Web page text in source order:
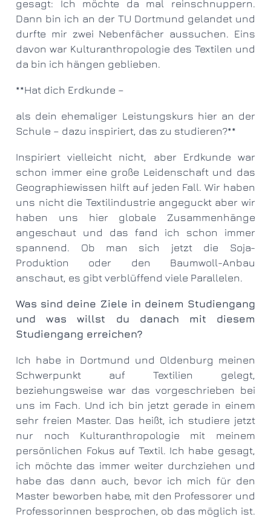
gesagt: Ich möchte da mal reinschnuppern.
Dann bin ich an der TU Dortmund gelandet und
durfte mir zwei Nebenfächer aussuchen. Eins
davon war Kulturanthropologie des Textilen und
da bin ich hängen geblieben.
**Hat dich Erdkunde –
als dein ehemaliger Leistungskurs hier an der
Schule – dazu inspiriert, das zu studieren?**
Inspiriert vielleicht nicht, aber Erdkunde war
schon immer eine große Leidenschaft und das
Geographiewissen hilft auf jeden Fall. Wir haben
uns nicht die Textilindustrie angeguckt aber wir
haben uns hier globale Zusammenhänge
angeschaut und das fand ich schon immer
spannend. Ob man sich jetzt die Soja-
Produktion oder den Baumwoll-Anbau
anschaut, es gibt verblüffend viele Parallelen.
Was sind deine Ziele in deinem Studiengang
und was willst du danach mit diesem
Studiengang erreichen?
Ich habe in Dortmund und Oldenburg meinen
Schwerpunkt auf Textilien gelegt,
beziehungsweise war das vorgeschrieben bei
uns im Fach. Und ich bin jetzt gerade in einem
sehr freien Master. Das heißt, ich studiere jetzt
nur noch Kulturanthropologie mit meinem
persönlichen Fokus auf Textil. Ich habe gesagt,
ich möchte das immer weiter durchziehen und
habe das dann auch, bevor ich mich für den
Master beworben habe, mit den Professorer und
Professorinnen besprochen, ob das möglich ist.